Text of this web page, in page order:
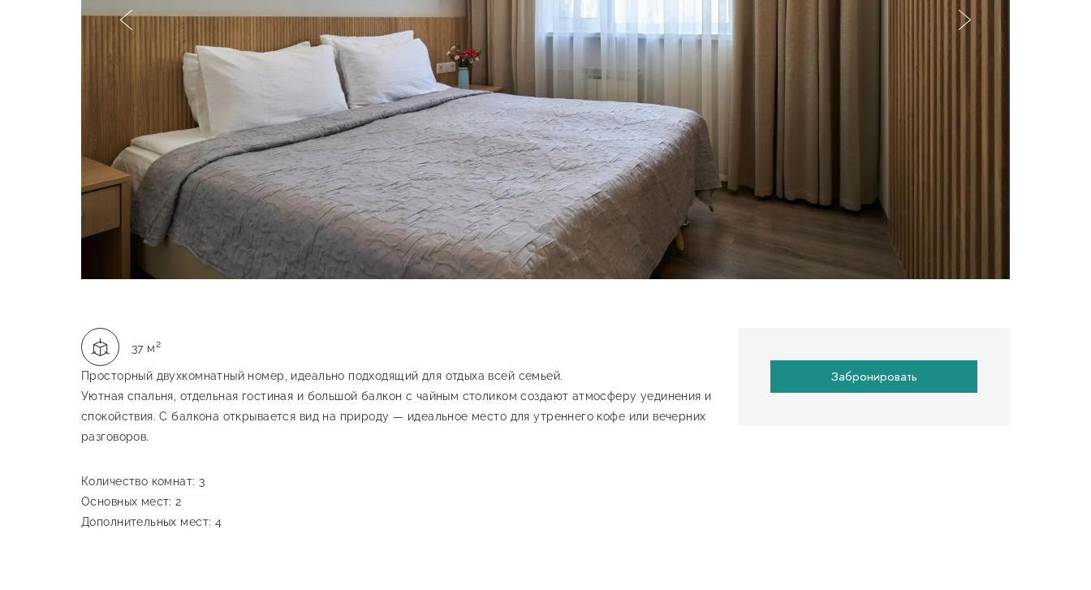
Предыдущий слайд Следующий слайд
Описание номера
Площадь:
37 м2
Просторный двухкомнатный номер, идеально подходящий для отдыха всей семьей.
Уютная спальня, отдельная гостиная и большой балкон с чайным столиком создают атмосферу уединения и
спокойствия. С балкона открывается вид на природу — идеальное место для утреннего кофе или вечерних
разговоров.
Количество комнат: 3
Основных мест: 2
Дополнительных мест: 4
Забронировать